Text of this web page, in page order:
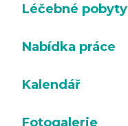
Léčebné pobyty
Nabídka práce
Kalendář
Fotogalerie